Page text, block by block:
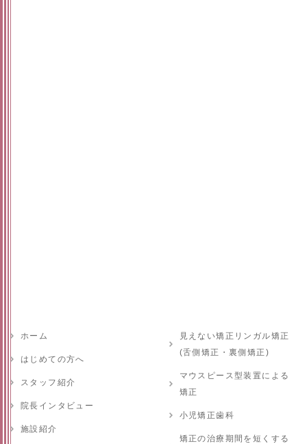
ホーム
はじめての方へ
スタッフ紹介
院長インタビュー
施設紹介
見えない矯正リンガル矯正
(舌側矯正・裏側矯正)
マウスピース型装置による
矯正
小児矯正歯科
矯正の治療期間を短くする